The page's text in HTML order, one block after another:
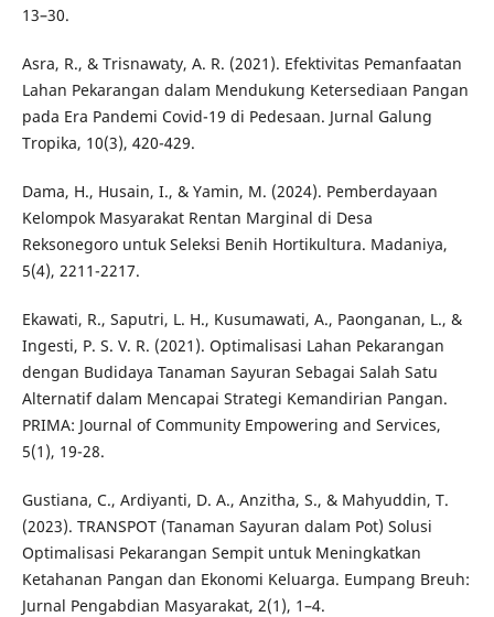
13–30.
Asra, R., & Trisnawaty, A. R. (2021). Efektivitas Pemanfaatan
Lahan Pekarangan dalam Mendukung Ketersediaan Pangan
pada Era Pandemi Covid-19 di Pedesaan. Jurnal Galung
Tropika, 10(3), 420-429.
Dama, H., Husain, I., & Yamin, M. (2024). Pemberdayaan
Kelompok Masyarakat Rentan Marginal di Desa
Reksonegoro untuk Seleksi Benih Hortikultura. Madaniya,
5(4), 2211-2217.
Ekawati, R., Saputri, L. H., Kusumawati, A., Paonganan, L., &
Ingesti, P. S. V. R. (2021). Optimalisasi Lahan Pekarangan
dengan Budidaya Tanaman Sayuran Sebagai Salah Satu
Alternatif dalam Mencapai Strategi Kemandirian Pangan.
PRIMA: Journal of Community Empowering and Services,
5(1), 19-28.
Gustiana, C., Ardiyanti, D. A., Anzitha, S., & Mahyuddin, T.
(2023). TRANSPOT (Tanaman Sayuran dalam Pot) Solusi
Optimalisasi Pekarangan Sempit untuk Meningkatkan
Ketahanan Pangan dan Ekonomi Keluarga. Eumpang Breuh:
Jurnal Pengabdian Masyarakat, 2(1), 1–4.